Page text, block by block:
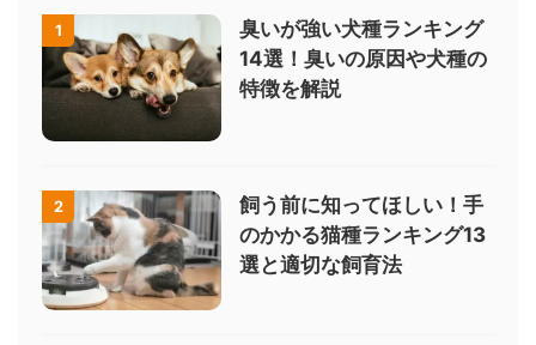
1
臭いが強い犬種ランキング
14選！臭いの原因や犬種の
特徴を解説
2
飼う前に知ってほしい！手
のかかる猫種ランキング13
選と適切な飼育法